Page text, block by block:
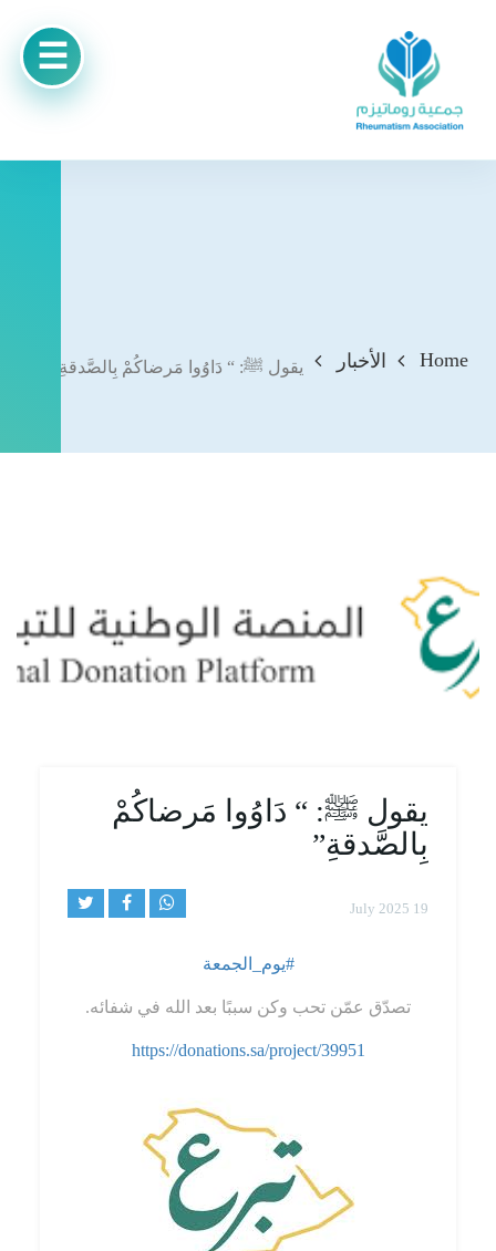
Home الأخبار يقول ﷺ: “ دَاوُوا مَرضاكُمْ بِالصَّدقةِ”
يقول ﷺ: “ دَاوُوا مَرضاكُمْ
بِالصَّدقةِ”
19 July 2025
#يوم_الجمعة
تصدّق عمّن تحب وكن سببًا بعد الله في شفائه.
https://donations.sa/project/39951